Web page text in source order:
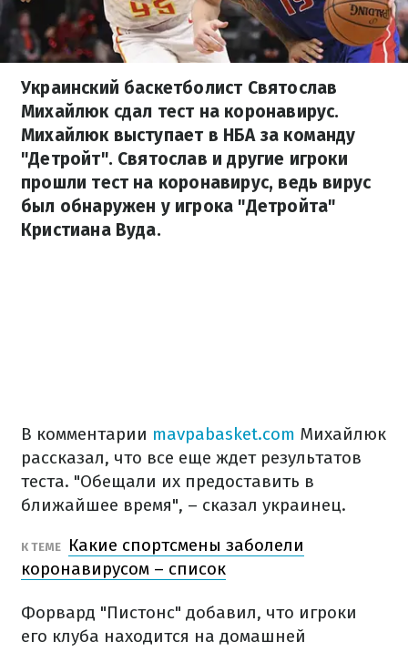
Украинский баскетболист Святослав
Михайлюк сдал тест на коронавирус.
Михайлюк выступает в НБА за команду
"Детройт". Святослав и другие игроки
прошли тест на коронавирус, ведь вирус
был обнаружен у игрока "Детройта"
Кристиана Вуда.
В комментарии mavpabasket.com Михайлюк
рассказал, что все еще ждет результатов
теста. "Обещали их предоставить в
ближайшее время", – сказал украинец.
К ТЕМЕ
Какие спортсмены заболели
коронавирусом – список
Форвард "Пистонс" добавил, что игроки
его клуба находится на домашней